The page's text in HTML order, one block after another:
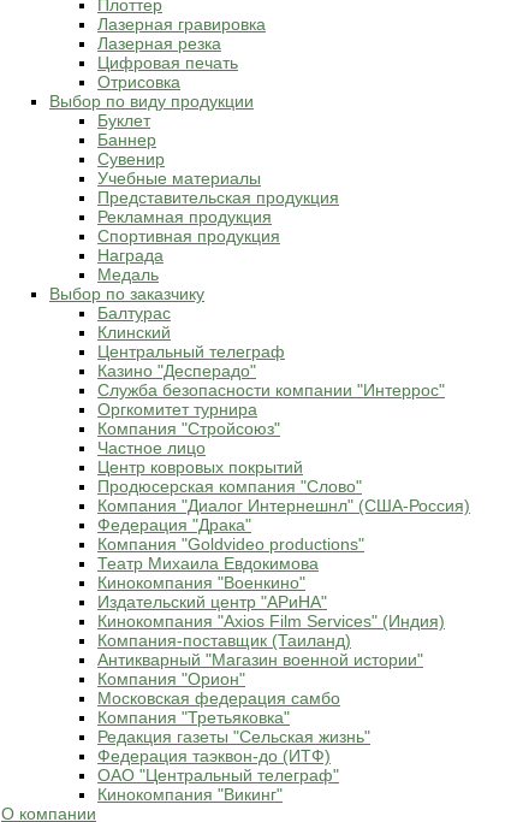
Плоттер
Лазерная гравировка
Лазерная резка
Цифровая печать
Отрисовка
Выбор по виду продукции
Буклет
Баннер
Сувенир
Учебные материалы
Представительская продукция
Рекламная продукция
Спортивная продукция
Награда
Медаль
Выбор по заказчику
Балтурас
Клинский
Центральный телеграф
Казино "Десперадо"
Служба безопасности компании "Интеррос"
Оргкомитет турнира
Компания "Стройсоюз"
Частное лицо
Центр ковровых покрытий
Продюсерская компания "Слово"
Компания "Диалог Интернешнл" (США-Россия)
Федерация "Драка"
Компания "Goldvideo productions"
Театр Михаила Евдокимова
Кинокомпания "Военкино"
Издательский центр "АРиНА"
Кинокомпания "Axios Film Services" (Индия)
Компания-поставщик (Таиланд)
Антикварный "Магазин военной истории"
Компания "Орион"
Московская федерация самбо
Компания "Третьяковка"
Редакция газеты "Сельская жизнь"
Федерация таэквон-до (ИТФ)
ОАО "Центральный телеграф"
Кинокомпания "Викинг"
О компании